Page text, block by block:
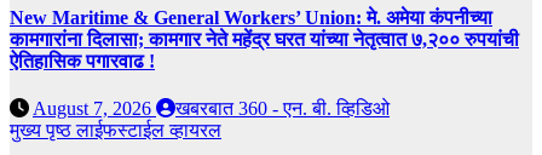
New Maritime & General Workers’ Union: मे. अमेया कंपनीच्या
कामगारांना दिलासा; कामगार नेते महेंद्र घरत यांच्या नेतृत्वात ७,२०० रुपयांची
ऐतिहासिक पगारवाढ !
August 7, 2026
खबरबात 360 - एन. बी. व्हिडिओ
मुख्य पृष्ठलाईफस्टाईलव्हायरल